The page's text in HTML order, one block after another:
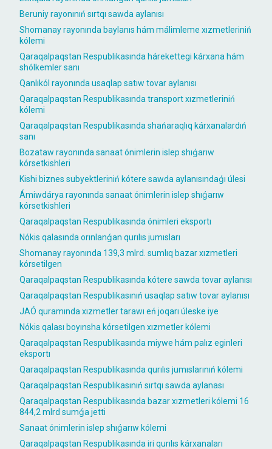
Beruniy rayonınıń sırtqı sawda aylanısı
Shomanay rayonında baylanıs hám málimleme xızmetleriniń
kólemi
Qaraqalpaqstan Respublikasında hárekettegi kárxana hám
shólkemler sanı
Qanlıkól rayonında usaqlap satıw tovar aylanısı
Qaraqalpaqstan Respublikasında transport xızmetleriniń
kólemi
Qaraqalpaqstan Respublikasında shańaraqlıq kárxanalardıń
sanı
Bozataw rayonında sanaat ónimlerin islep shıǵarıw
kórsetkishleri
Kishi biznes subyektleriniń kótere sawda aylanısındaǵı úlesi
Ámiwdárya rayonında sanaat ónimlerin islep shıǵarıw
kórsetkishleri
Qaraqalpaqstan Respublikasında ónimleri eksportı
Nókis qalasında orınlanǵan qurılıs jumısları
Shomanay rayonında 139,3 mlrd. sumlıq bazar xızmetleri
kórsetilgen
Qaraqalpaqstan Respublikasında kótere sawda tovar aylanısı
Qaraqalpaqstan Respublikasınıń usaqlap satıw tovar aylanısı
JAÓ quramında xızmetler tarawı eń joqarı úleske iye
Nókis qalası boyınsha kórsetilgen xızmetler kólemi
Qaraqalpaqstan Respublikasında miywe hám palız eginleri
eksportı
Qaraqalpaqstan Respublikasında qurılıs jumıslarınıń kólemi
Qaraqalpaqstan Respublikasınıń sırtqı sawda aylanası
Qaraqalpaqstan Respublikasında bazar xızmetleri kólemi 16
844,2 mlrd sumǵa jetti
Sanaat ónimlerin islep shıǵarıw kólemi
Qaraqalpaqstan Respublikasında iri qurılıs kárxanaları